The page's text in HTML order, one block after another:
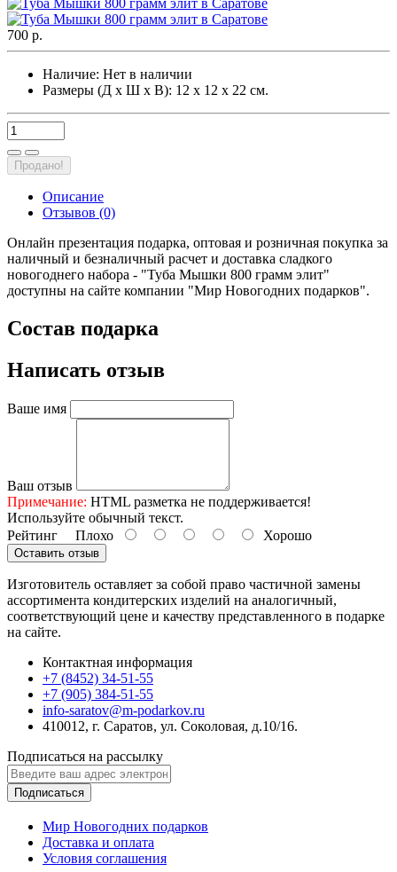
700 р.
Наличие: Нет в наличии
Размеры (Д х Ш х В): 12 х 12 х 22 см.
Продано!
Описание
Отзывов (0)
Онлайн презентация подарка, оптовая и розничная покупка за
наличный и безналичный расчет и доставка сладкого
новогоднего набора - "Туба Мышки 800 грамм элит"
доступны на сайте компании "Мир Новогодних подарков".
Состав подарка
Написать отзыв
Ваше имя
Ваш отзыв
Примечание: HTML разметка не поддерживается!
Используйте обычный текст.
Рейтинг Плохо Хорошо
Оставить отзыв
Изготовитель оставляет за собой право частичной замены
ассортимента кондитерских изделий на аналогичный,
соответствующий цене и качеству представленного в подарке
на сайте.
Контактная информация
+7 (8452) 34-51-55
+7 (905) 384-51-55
info-saratov@m-podarkov.ru
410012, г. Саратов, ул. Соколовая, д.10/16.
Подписаться на рассылку
Подписаться
Мир Новогодних подарков
Доставка и оплата
Условия соглашения